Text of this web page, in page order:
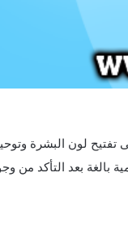
لون البشرة
بالغة بعد التأكد من